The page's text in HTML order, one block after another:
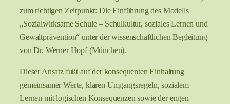
zum richtigen Zeitpunkt: Die Einführung des Modells
„Sozialwirksame Schule – Schulkultur, soziales Lernen und
Gewaltprävention“ unter der wissenschaftlichen Begleitung
von Dr. Werner Hopf (München).
Dieser Ansatz fußt auf der konsequenten Einhaltung
gemeinsamer Werte, klaren Umgangsregeln, sozialem
Lernen mit logischen Konsequenzen sowie der engen